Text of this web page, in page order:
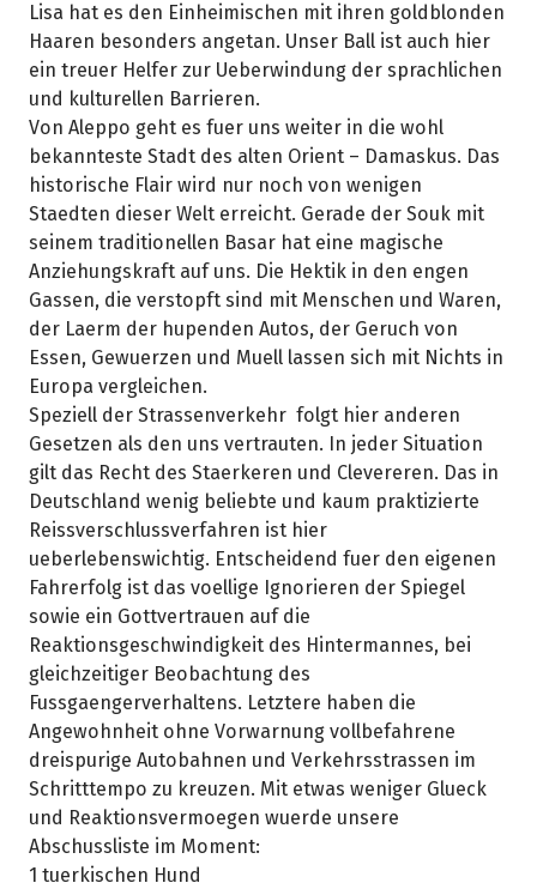
Lisa hat es den Einheimischen mit ihren goldblonden
Haaren besonders angetan. Unser Ball ist auch hier
ein treuer Helfer zur Ueberwindung der sprachlichen
und kulturellen Barrieren.
Von Aleppo geht es fuer uns weiter in die wohl
bekannteste Stadt des alten Orient – Damaskus. Das
historische Flair wird nur noch von wenigen
Staedten dieser Welt erreicht. Gerade der Souk mit
seinem traditionellen Basar hat eine magische
Anziehungskraft auf uns. Die Hektik in den engen
Gassen, die verstopft sind mit Menschen und Waren,
der Laerm der hupenden Autos, der Geruch von
Essen, Gewuerzen und Muell lassen sich mit Nichts in
Europa vergleichen.
Speziell der Strassenverkehr folgt hier anderen
Gesetzen als den uns vertrauten. In jeder Situation
gilt das Recht des Staerkeren und Clevereren. Das in
Deutschland wenig beliebte und kaum praktizierte
Reissverschlussverfahren ist hier
ueberlebenswichtig. Entscheidend fuer den eigenen
Fahrerfolg ist das voellige Ignorieren der Spiegel
sowie ein Gottvertrauen auf die
Reaktionsgeschwindigkeit des Hintermannes, bei
gleichzeitiger Beobachtung des
Fussgaengerverhaltens. Letztere haben die
Angewohnheit ohne Vorwarnung vollbefahrene
dreispurige Autobahnen und Verkehrsstrassen im
Schritttempo zu kreuzen. Mit etwas weniger Glueck
und Reaktionsvermoegen wuerde unsere
Abschussliste im Moment:
1 tuerkischen Hund